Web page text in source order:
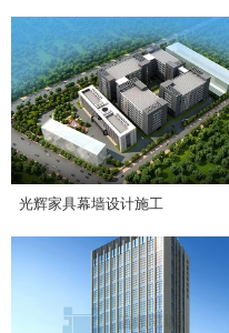
光辉家具幕墙设计施工